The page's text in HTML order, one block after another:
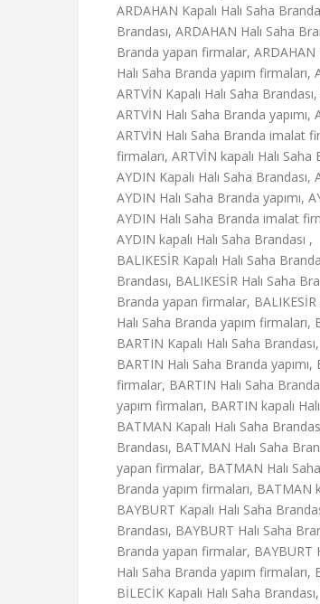
ARDAHAN Kapalı Halı Saha
Brandası, ARDAHAN Halı Saha
Branda yapan firmalar, ARDAHAN
Halı Saha Branda yapım firmaları,
ARTVİN Kapalı Halı Saha
ARTVİN Halı Saha Branda
ARTVİN Halı Saha Branda imalat
firmaları, ARTVİN kapalı Halı Saha
AYDIN Kapalı Halı Saha
AYDIN Halı Saha Branda yapımı,
AYDIN Halı Saha Branda imalat
AYDIN kapalı Halı Saha Brandası ,
BALIKESİR Kapalı Halı Saha
Brandası, BALIKESİR Halı Saha
Branda yapan firmalar, BALIKESİR
Halı Saha Branda yapım firmaları,
BARTIN Kapalı Halı Saha
BARTIN Halı Saha Branda
firmalar, BARTIN Halı Saha
yapım firmaları, BARTIN kapalı
BATMAN Kapalı Halı Saha
Brandası, BATMAN Halı Saha
yapan firmalar, BATMAN Halı
Branda yapım firmaları, BATMAN
BAYBURT Kapalı Halı Saha
Brandası, BAYBURT Halı Saha
Branda yapan firmalar, BAYBURT
Halı Saha Branda yapım firmaları,
BİLECİK Kapalı Halı Saha